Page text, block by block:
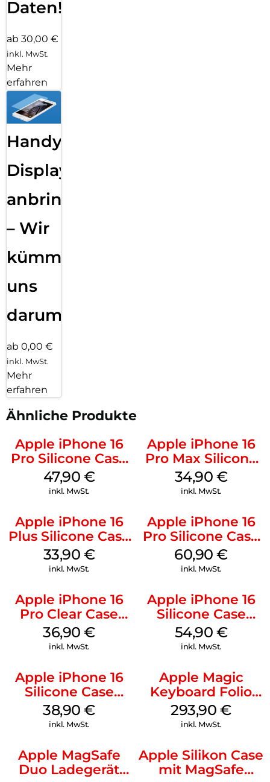
Daten!
ab 30,00 €
inkl. MwSt.
Mehr
erfahren
Handy
Displayfolie
anbringen
– Wir
kümmern
uns
darum!
ab 0,00 €
inkl. MwSt.
Mehr
erfahren
Ähnliche Produkte
Apple iPhone 16
Pro Silicone Case
MagSafe Denim
47,90 €
inkl. MwSt.
Apple iPhone 16
Pro Max Silicone
Case MagSafe
Denim
34,90 €
inkl. MwSt.
Apple iPhone 16
Plus Silicone Case
MagSafe Lake
Green
33,90 €
inkl. MwSt.
Apple iPhone 16
Pro Silicone Case
MagSafe Stone
Gray
60,90€
inkl. MwSt.
Apple iPhone 16
Pro Clear Case
MagSafe
Transparent
36,90€
inkl. MwSt.
Apple iPhone 16
Silicone Case
MagSafe Lake
Green
54,90 €
inkl. MwSt.
Apple iPhone 16
Silicone Case
MagSafe
Ultramarine
38,90€
inkl. MwSt.
Apple Magic
Keyboard Folio
iPad 10.9″ (10.Gen.)
Weiß
293,90€
inkl. MwSt.
Apple MagSafe
Duo Ladegerät
Apple Silikon Case
mit MagSafe